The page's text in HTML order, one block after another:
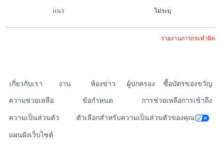
แนว
ไม่ระบุ
รายงานการกระทำผิด
เกี่ยวกับเรา งาน ห้องข่าว ผู้ปกครอง
ซื้อบัตรของขวัญ
ความช่วยเหลือ
ข้อกำหนด
การช่วยเหลือการเข้าถึง
ความเป็นส่วนตัว
ตัวเลือกสำหรับความเป็นส่วนตัวของคุณ
แผนผังเว็บไซต์